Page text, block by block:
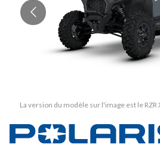
La version du modèle sur l'image est le RZR